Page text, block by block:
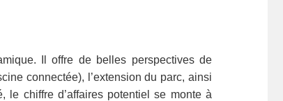
Il offre de belles perspectives de
connectée), l’extension du parc, ainsi
le chiffre d’affaires potentiel se monte à